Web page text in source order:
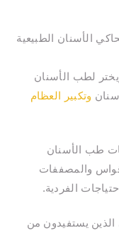
الأسنان الطبيعية
لطب الأسنان
وتكبير العظام
طب الأسنان
والمصففات
الفردية.
الذين يستفيدون من